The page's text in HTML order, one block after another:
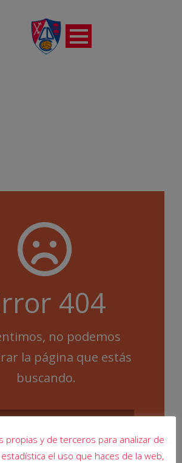
404
no podemos
la página que estás
buscando.
propias y de terceros para analizar de
el uso que haces de la web,